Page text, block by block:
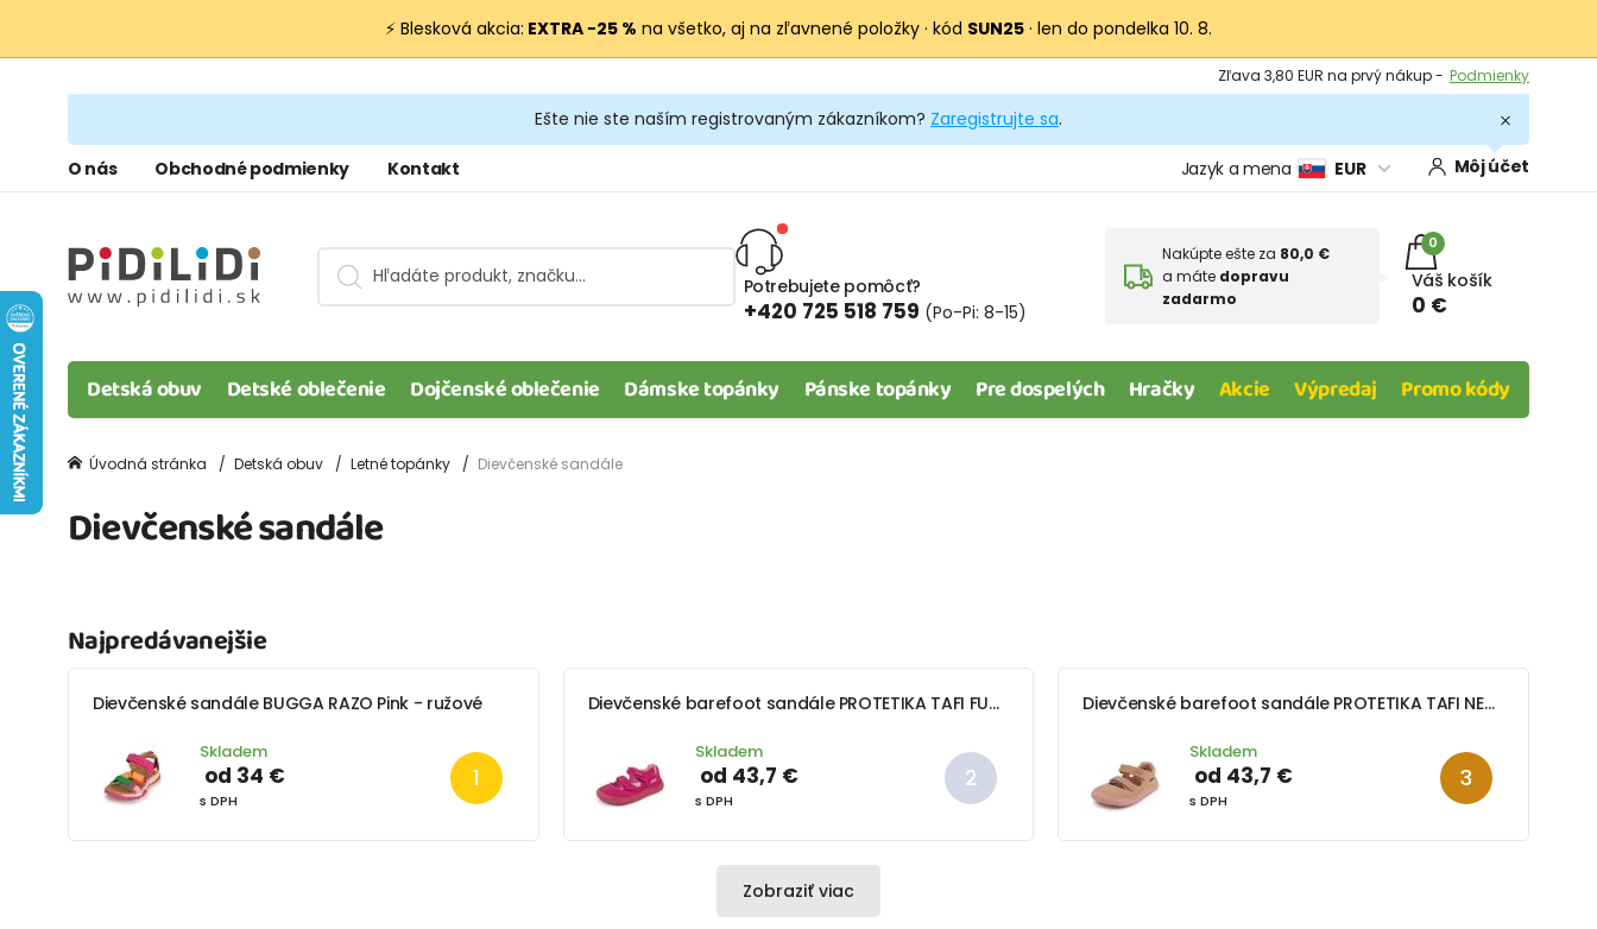
⚡ Blesková akcia: EXTRA −25 % na všetko, aj na zľavnené položky · kód SUN25 · len do pondelka 10. 8.
Výmena a vrátenie tovaru - Zobraziť
Podmienky
Ešte nie ste naším registrovaným zákazníkom? Zaregistrujte sa.
O nás Obchodné podmienky Kontakt Jazyk a mena EUR Môj účet
Potrebujete pomôcť?
+420 725 518 759 (Po-Pi: 8-15)
Nakúpte ešte za 80,0 €
a máte dopravu
zadarmo
0
Váš košík
0 €
Detská obuv Detské oblečenie Dojčenské oblečenie Dámske topánky Pánske topánky Pre dospelých Hračky Akcie Výpredaj Promo kódy
Úvodná stránka Detská obuv Letné topánky Dievčenské sandále
Dievčenské sandále
Najpredávanejšie
Dievčenské sandále BUGGA RAZO Pink - ružové
Skladem
od 34 €
s DPH
Dievčenské barefoot sandále PROTETIKA TAFI FUXIA
Skladem
od 43,7 €
s DPH
Dievčenské barefoot sandále PROTETIKA TAFI NEO NUDE
Skladem
od 43,7 €
s DPH
Zobraziť viac